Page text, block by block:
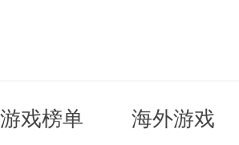
游戏榜单 海外游戏